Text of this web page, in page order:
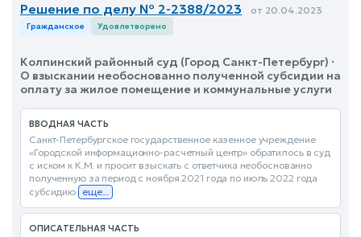
Решение по делу № 2-2388/2023 от 20.04.2023
Гражданское Удовлетворено
Колпинский районный суд (Город Санкт-Петербург) ·
О взыскании необоснованно полученной субсидии на
оплату за жилое помещение и коммунальные услуги
ВВОДНАЯ ЧАСТЬ
Санкт-Петербургское государственное казенное учреждение
«Городской информационно-расчетный центр» обратилось в суд
с иском к К.М. и просит взыскать с ответчика необоснованно
полученную за период с ноября 2021 года по июль 2022 года
субсидию еще...
ОПИСАТЕЛЬНАЯ ЧАСТЬ